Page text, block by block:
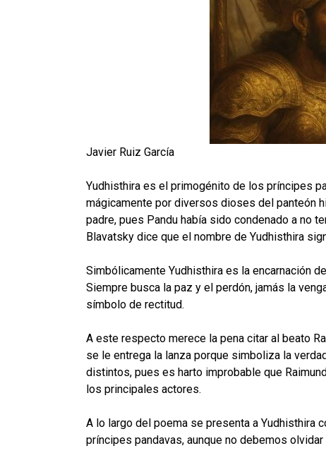
Javier Ruiz García
Yudhisthira es el primogénito de los príncipes
mágicamente por diversos dioses del panteón
padre, pues Pandu había sido condenado a no
Blavatsky dice que el nombre de Yudhisthira
Simbólicamente Yudhisthira es la encarnación
Siempre busca la paz y el perdón, jamás la
símbolo de rectitud.
A este respecto merece la pena citar al beato
se le entrega la lanza porque simboliza la
distintos, pues es harto improbable que
los principales actores.
A lo largo del poema se presenta a Yudhisthira
príncipes pandavas, aunque no debemos